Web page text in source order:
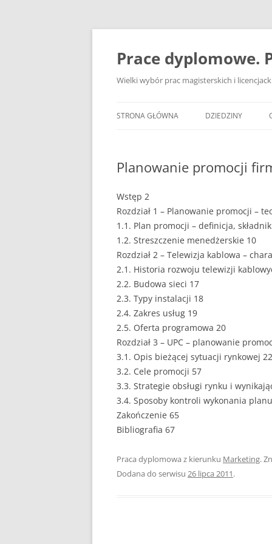
Przejdź
Prace dyplomowe.
Wielki wybór prac magisterskich i
STRONA GŁÓWNA DZIEDZINY
BANKOWOŚĆ
DZIENNIKARSTWO
EKOLOGIA
EKONOMIA
GASTRONOMIA
HANDEL
LOGISTYKA I
Planowanie promocji
Wstęp 2
Rozdział 1 – Planowanie promocji –
1.1. Plan promocji – definicja,
1.2. Streszczenie menedżerskie 10
Rozdział 2 – Telewizja kablowa –
2.1. Historia rozwoju telewizji
2.2. Budowa sieci 17
2.3. Typy instalacji 18
2.4. Zakres usług 19
2.5. Oferta programowa 20
Rozdział 3 – UPC – planowanie
3.1. Opis bieżącej sytuacji rynkowej 22
3.2. Cele promocji 57
3.3. Strategie obsługi rynku i
3.4. Sposoby kontroli wykonania
Zakończenie 65
Bibliografia 67
Praca dyplomowa z kierunku Marketing.
Dodana do serwisu 26 lipca 2011.